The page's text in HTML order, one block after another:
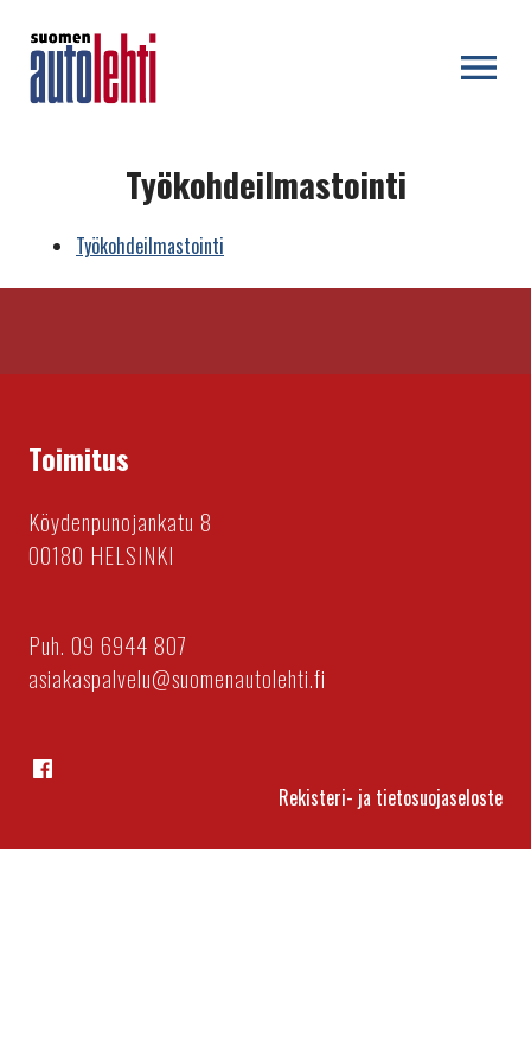
Työkohdeilmastointi
Työkohdeilmastointi
Toimitus
Köydenpunojankatu 8
00180 HELSINKI
Puh. 09 6944 807
asiakaspalvelu@suomenautolehti.fi
Rekisteri- ja tietosuojaseloste